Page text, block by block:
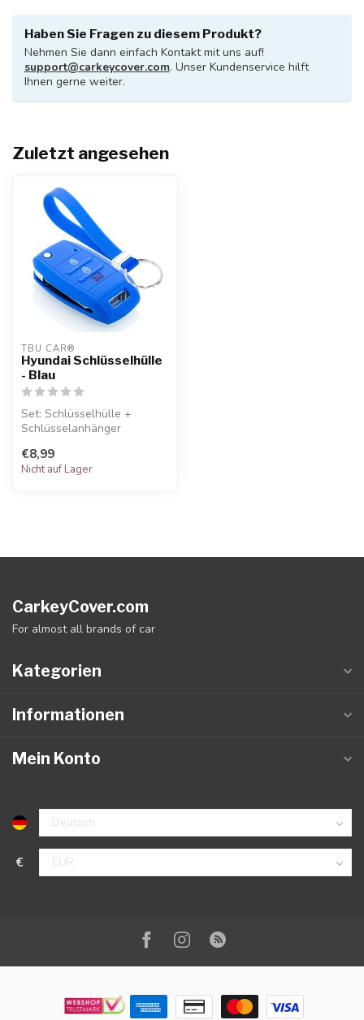
Haben Sie Fragen zu diesem Produkt?
Nehmen Sie dann einfach Kontakt mit uns auf!
support@carkeycover.com. Unser Kundenservice hilft
Ihnen gerne weiter.
Zuletzt angesehen
TBU CAR®
Hyundai Schlüsselhülle
- Blau
Set: Schlüsselhülle +
Schlüsselanhänger
€8,99
Nicht auf Lager
CarkeyCover.com
For almost all brands of car
Kategorien
Informationen
Mein Konto
€